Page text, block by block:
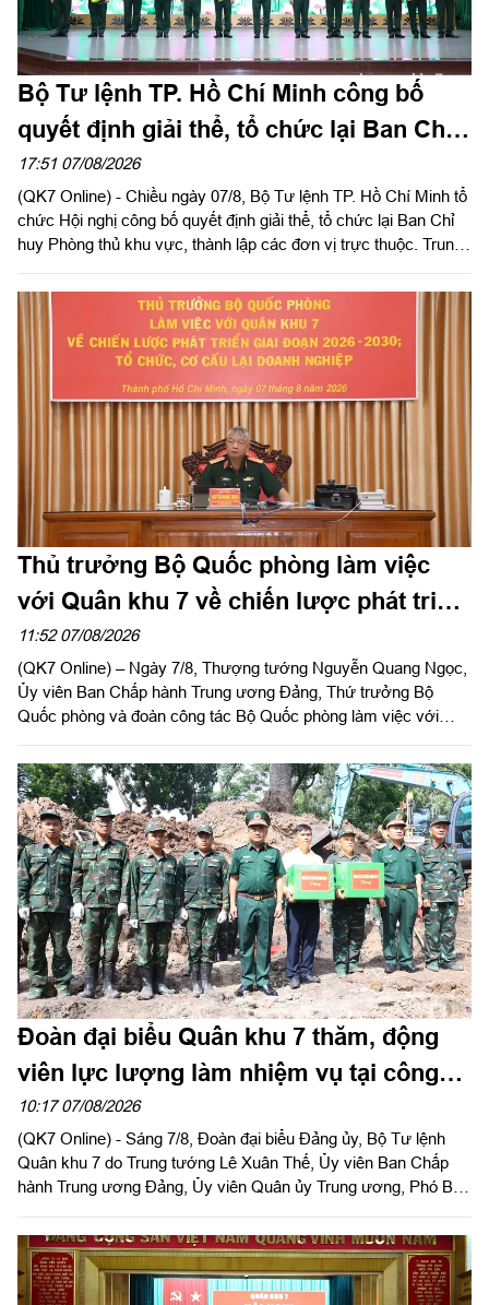
Bộ Tư lệnh TP. Hồ Chí Minh công bố
quyết định giải thể, tổ chức lại Ban Chỉ
huy PTKV, thành lập các đơn vị trực
thuộc
17:51 07/08/2026
(QK7 Online) - Chiều ngày 07/8, Bộ Tư lệnh TP. Hồ Chí Minh tổ
chức Hội nghị công bố quyết định giải thể, tổ chức lại Ban Chỉ
huy Phòng thủ khu vực, thành lập các đơn vị trực thuộc. Trung
Ủy viên Quân ủy Trung ương, Phó Bí thư Đảng ủy, Tư lệnh
Quân khu dự, chỉ đạo hội nghị. Thiếu tướng Vũ Văn Điền, Ủy
viên Ban Thường vụ Thành ủy, Tư lệnh Bộ Tư lệnh TP. Hồ Chí
Minh chủ trì hội nghị.
Thủ trưởng Bộ Quốc phòng làm việc
với Quân khu 7 về chiến lược phát triển
giai đoạn 2026 – 2030, tổ chức, cơ cấu
lại doanh nghiệp
11:52 07/08/2026
(QK7 Online) – Ngày 7/8, Thượng tướng Nguyễn Quang Ngọc,
Ủy viên Ban Chấp hành Trung ương Đảng, Thứ trưởng Bộ
Quốc phòng và đoàn công tác Bộ Quốc phòng làm việc với
chức cơ cấu lại doanh nghiệp. Thiếu tướng Đặng Văn Lẫm, Ủy
viên Thường vụ Đảng ủy, Phó Tư lệnh Quân khu tiếp đoàn.
Đoàn đại biểu Quân khu 7 thăm, động
viên lực lượng làm nhiệm vụ tại công
viên Lê Thị Riêng
10:17 07/08/2026
(QK7 Online) - Sáng 7/8, Đoàn đại biểu Đảng ủy, Bộ Tư lệnh
Quân khu 7 do Trung tướng Lê Xuân Thế, Ủy viên Ban Chấp
hành Trung ương Đảng, Ủy viên Quân ủy Trung ương, Phó Bí
hoa, dâng hương tưởng niệm cố Tổng Bí thư Trần Phú, các anh
hùng liệt sĩ và thăm, động viên lực lượng đang làm nhiệm vụ tại
công viên Lê Thị Riêng, Thành phố Hồ Chí Minh.